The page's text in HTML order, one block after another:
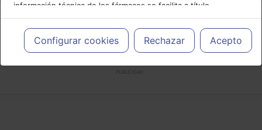
información técnica de los fármacos se facilita a título
meramente informativo, siendo responsabilidad de los
profesionales facultados prescribir medicamentos y decidir, en
cada caso concreto, el tratamiento más adecuado a las
necesidades del paciente.
Configurar cookies Rechazar Acepto